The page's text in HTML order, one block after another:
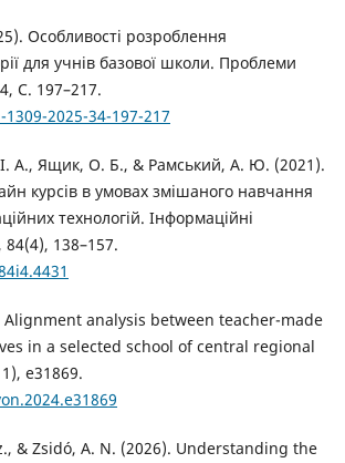
Особливості розроблення
для учнів базової школи. Проблеми
С. 197–217.
2025-34-197-217
А., Ящик, О. Б., & Рамський, А. Ю. (2021).
курсів в умовах змішаного навчання
технологій. Інформаційні
84(4), 138–157.
Alignment analysis between teacher-made
in a selected school of central regional
e31869.
& Zsidó, A. N. (2026). Understanding the